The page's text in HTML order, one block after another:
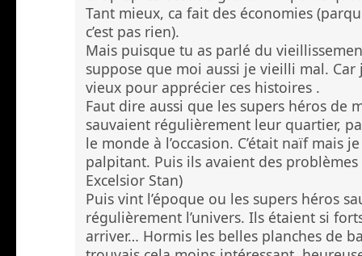
Tant mieux, ca fait des économies
c’est pas rien).
Mais puisque tu as parlé du
suppose que moi aussi je vieilli mal.
vieux pour apprécier ces histoires .
Faut dire aussi que les supers héros de
sauvaient régulièrement leur quartier,
le monde à l’occasion. C’était naïf mais
palpitant. Puis ils avaient des
Excelsior Stan)
Puis vint l’époque ou les supers héros
régulièrement l’univers. Ils étaient si
arriver… Hormis les belles planches de